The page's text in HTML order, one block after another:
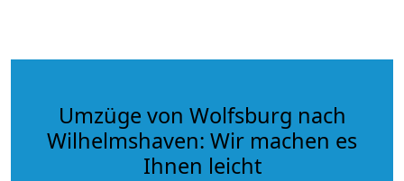
Umzüge von Wolfsburg nach
Wilhelmshaven: Wir machen es
Ihnen leicht